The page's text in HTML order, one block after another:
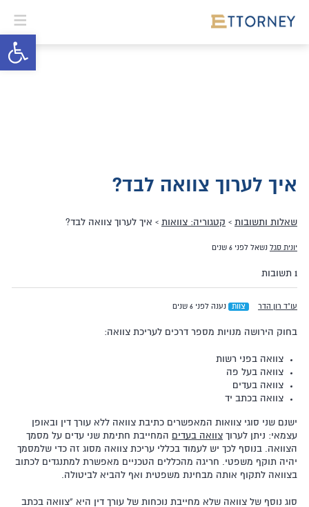
פתח
איך לערוך צוואה לבד?
שאלות ותשובות › קטגוריה: צוואות › איך לערוך צוואה לבד?
יונית סגל נשאל לפני 6 שנים
1 תשובות
עו"ד רון הדר צוות נענה לפני 6 שנים
בחוק הירושה מנויות מספר דרכים לעריכת צוואה:
צוואה בפני רשות
צוואה בעל פה
צוואה בעדים
צוואה בכתב יד
ישנם שני סוגי צוואות המאפשרים כתיבת צוואה ללא עורך דין ובאופן
עצמאי: ניתן לערוך צוואה בעדים המחייבת חתימת שני עדים על מסמך
הצוואה. בנוסף לכך יש לעמוד בכללי עריכת צוואה מסוג זה כדי שלמסמך
יהיה תוקף משפטי. חריגה מהכללים הטכניים מאפשרת למתנגדים לכתוב
בצוואה לתקוף אותה מבחינת משפטית ואף להביא לביטולה.
סוג נוסף של צוואה שלא מחייבת נוכחות של עורך דין היא "צוואה בכתב